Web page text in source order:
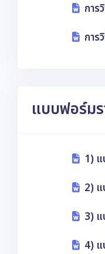
การ
การ
แบบฟอร์ม
1)
2) แ
3) แ
4)